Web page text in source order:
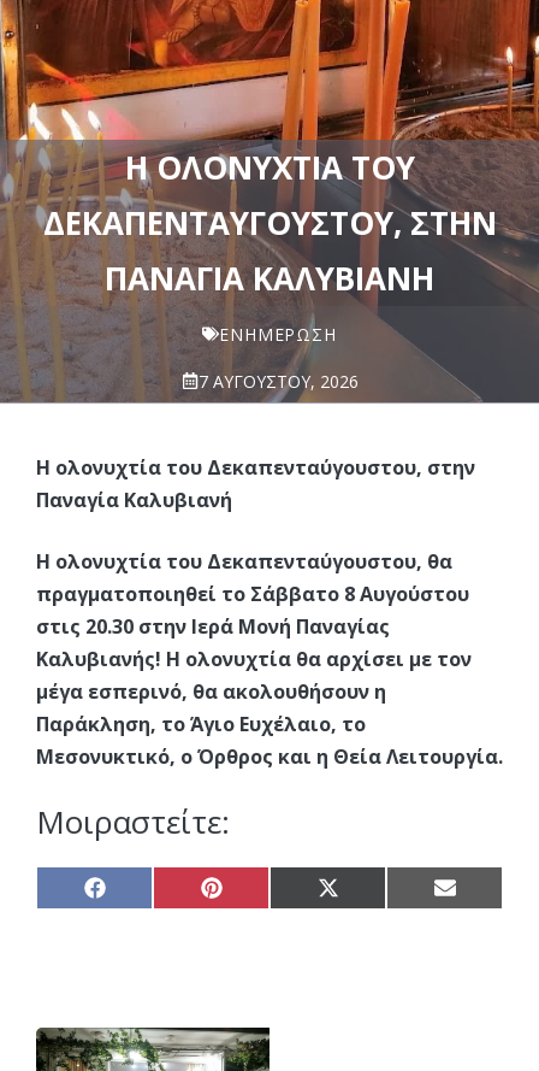
Η ΟΛΟΝΥΧΤΊΑ ΤΟΥ
ΔΕΚΑΠΕΝΤΑΎΓΟΥΣΤΟΥ, ΣΤΗΝ
ΠΑΝΑΓΊΑ ΚΑΛΥΒΙΑΝΉ
ΕΝΗΜΈΡΩΣΗ
7 ΑΥΓΟΎΣΤΟΥ, 2026
Η ολονυχτία του Δεκαπενταύγουστου, στην
Παναγία Καλυβιανή
Η ολονυχτία του Δεκαπενταύγουστου, θα
πραγματοποιηθεί το Σάββατο 8 Αυγούστου
στις 20.30 στην Ιερά Μονή Παναγίας
Καλυβιανής! Η ολονυχτία θα αρχίσει με τον
μέγα εσπερινό, θα ακολουθήσουν η
Παράκληση, το Άγιο Ευχέλαιο, το
Μεσονυκτικό, ο Όρθρος και η Θεία Λειτουργία.
Μοιραστείτε:
Share
on
Share
on
Share
on
Share
on